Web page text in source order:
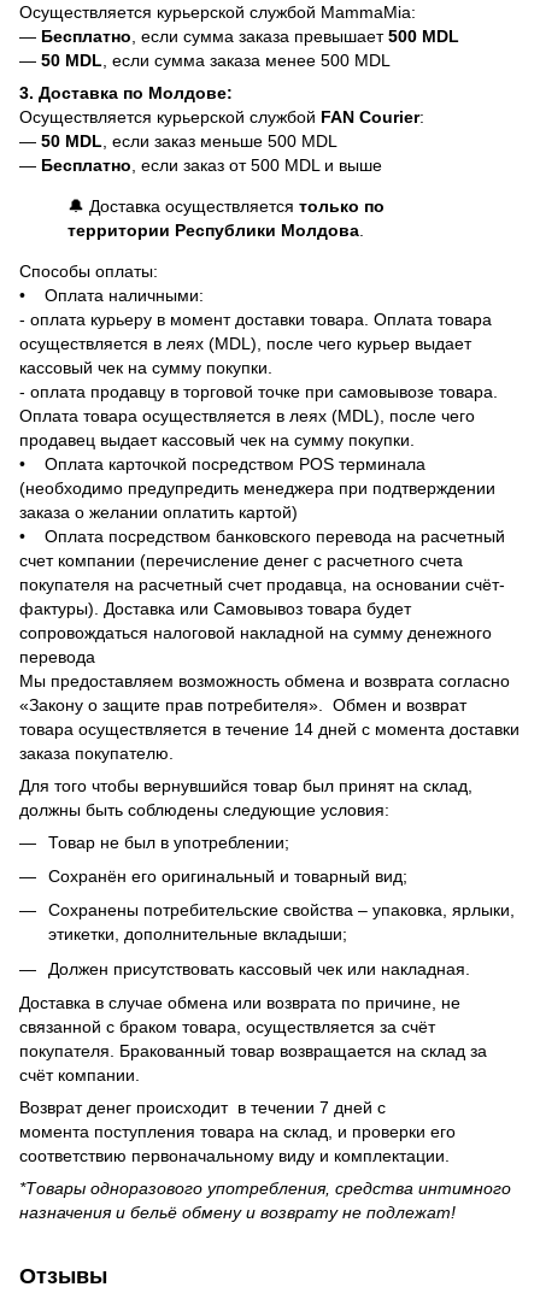
Осуществляется курьерской службой MammaMia:
— Бесплатно , если сумма заказа превышает500 MDL
— 50 MDL , если сумма заказа менее 500 MDL
3. Доставка по Молдове:
Осуществляется курьерской службой FAN Courier:
— 50 MDL , если заказ меньше 500 MDL
— Бесплатно , если заказ от 500 MDL и выше
🔔 Доставка осуществляется только по
территории Республики Молдова
Способы оплаты:
• Оплата наличными:
- оплата курьеру в момент доставки товара. Оплата товара
осуществляется в леях (MDL), после чего курьер выдает
кассовый чек на сумму покупки.
- оплата продавцу в торговой точке при самовывозе товара.
Оплата товара осуществляется в леях (MDL), после чего
продавец выдает кассовый чек на сумму покупки.
• Оплата карточкой посредством POS терминала
(необходимо предупредить менеджера при подтверждении
заказа о желании оплатить картой)
• Оплата посредством банковского перевода на расчетный
счет компании (перечисление денег с расчетного счета
покупателя на расчетный счет продавца, на основании счёт-
фактуры). Доставка или Самовывоз товара будет
сопровождаться налоговой накладной на сумму денежного
перевода
Мы предоставляем возможность обмена и возврата согласно
«Закону о защите прав потребителя». Обмен и возврат
товара осуществляется в течение 14 дней с момента доставки
заказа покупателю.
Для того чтобы вернувшийся товар был принят на склад,
должны быть соблюдены следующие условия:
Товар не был в употреблении;
Сохранён его оригинальный и товарный вид;
Сохранены потребительские свойства – упаковка, ярлыки,
этикетки, дополнительные вкладыши;
Должен присутствовать кассовый чек или накладная.
Доставка в случае обмена или возврата по причине, не
связанной с браком товара, осуществляется за счёт
покупателя. Бракованный товар возвращается на склад за
счёт компании.
Возврат денег происходит в течении 7 дней с
момента поступления товара на склад, и проверки его
соответствию первоначальному виду и комплектации.
*Товары одноразового употребления, средства интимного
назначения и бельё обмену и возврату не подлежат!
Отзывы